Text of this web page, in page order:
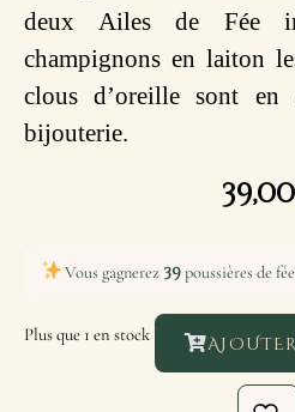
deux Ailes de Fée
champignons en laiton
clous d’oreille sont en
bijouterie.
39,00
Vous gagnerez 39poussières de
Plus que 1 en stock